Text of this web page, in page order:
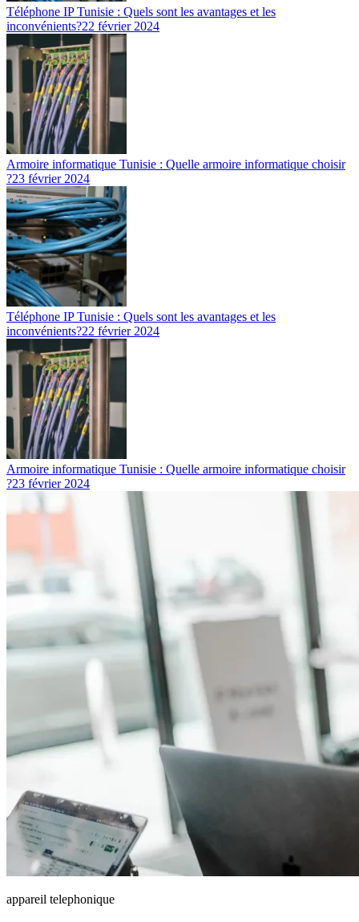
Téléphone IP Tunisie : Quels sont les avantages et les
inconvénients?22 février 2024
Armoire informatique Tunisie : Quelle armoire informatique choisir
?23 février 2024
Téléphone IP Tunisie : Quels sont les avantages et les
inconvénients?22 février 2024
Armoire informatique Tunisie : Quelle armoire informatique choisir
?23 février 2024
appareil telephonique